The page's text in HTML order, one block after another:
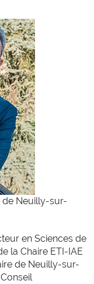
de Neuilly-sur-
en Sciences de
la Chaire ETI-IAE
de Neuilly-sur-